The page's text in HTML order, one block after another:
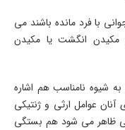
با فرد مانده باشند می
مکیدن انگشت یا مکیدن
شیوه نامناسب هم اشاره
عوامل ارثی و ژنتیکی
ظاهر می شود هم بستگی